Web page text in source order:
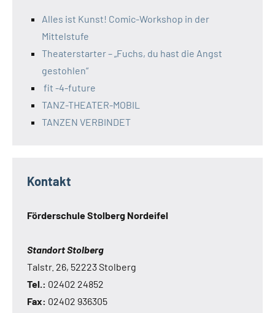
Alles ist Kunst! Comic-Workshop in der
Mittelstufe
Theaterstarter – „Fuchs, du hast die Angst
gestohlen“
fit -4-future
TANZ-THEATER-MOBIL
TANZEN VERBINDET
Kontakt
Förderschule Stolberg Nordeifel
Standort Stolberg
Talstr. 26, 52223 Stolberg
Tel.: 02402 24852
Fax: 02402 936305